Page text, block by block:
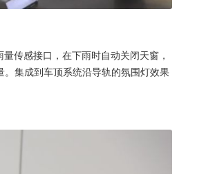
传感接口，在下雨时自动关闭天窗，
集成到车顶系统沿导轨的氛围灯效果